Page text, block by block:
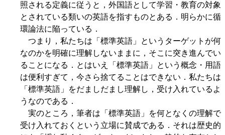
照される定義に従うと，外国語として学習・教育の対象
とされている類いの英語を指すものとある．明らかに循
環論法に陥っている．
つまり，私たちは「標準英語」というターゲットが何
なのかを明確に理解しないままに，そこに突き進んでい
ることになる．とはいえ「標準英語」という概念・用語
は便利すぎて，今さら捨てることはできない．私たちは
「標準英語」をだましだまし理解し，受け入れているよ
うなのである．
実のところ，筆者は「標準英語」を何となくの理解で
受け入れておくという立場に賛成である．それは歴史的